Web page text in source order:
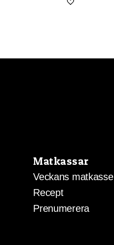
Matkassar
Veckans matkasse
Recept
Prenumerera